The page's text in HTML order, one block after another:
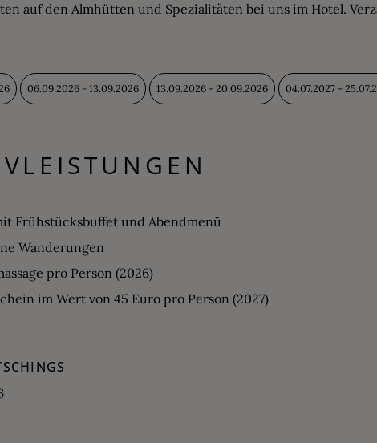
auf den Almhütten und Spezialitäten bei uns im Hotel.
06.09.2026 - 13.09.2026 13.09.2026 - 20.09.2026 04.07.2027 -
Frühstücksbuffet und Abendmenü
Wanderungen
pro Person (2026)
im Wert von 45 Euro pro Person (2027)